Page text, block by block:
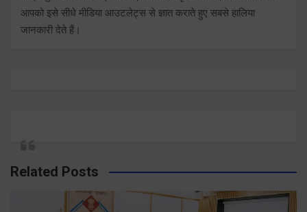
आपको इसे सीधे मीडिया आउटलेट्स से ज्ञात कराते हुए सबसे हालिया
जानकारी देते हैं।
Related Posts